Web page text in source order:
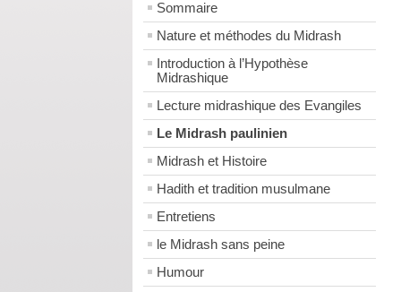
Sommaire
Nature et méthodes du Midrash
Introduction à l’Hypothèse
Midrashique
Lecture midrashique des Evangiles
Le Midrash paulinien
Midrash et Histoire
Hadith et tradition musulmane
Entretiens
le Midrash sans peine
Humour